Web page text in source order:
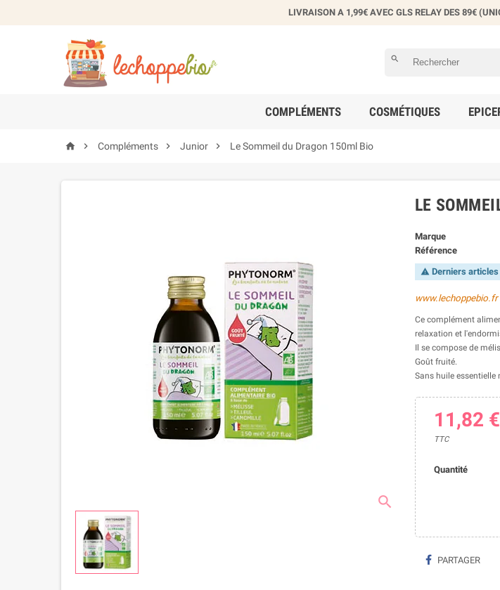
LIVRAISON A 1,99€ AVEC GLS RELAY DES 89€
search
COMPLÉMENTS COSMÉTIQUES
  Compléments  Junior  Le Sommeil du Dragon 150ml Bio
search
LE
Marque
Référence
 Derniers
www.lechoppebio.fr
Ce complément
relaxation et
Il se compose de
Goût fruité.
Sans huile essentielle
11,82 €
TTC
Quantité
PARTAGER